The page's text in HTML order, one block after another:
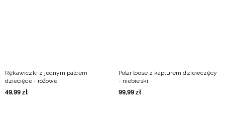
Rękawiczki z jednym palcem
dziecięce - różowe
49,99 zł
Polar loose z kapturem dziewczęcy
- niebieski
99,99 zł